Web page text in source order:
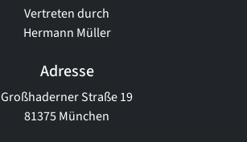
Vertreten durch
Hermann Müller
Adresse
Großhaderner Straße 19
81375 München